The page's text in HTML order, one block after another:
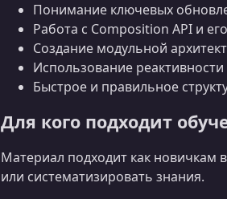
Понимание ключевых
Работа с Composition API и
Создание модульной
Использование
Быстрое и правильное
Для кого подходит
Материал подходит как новичкам
или систематизировать знания.